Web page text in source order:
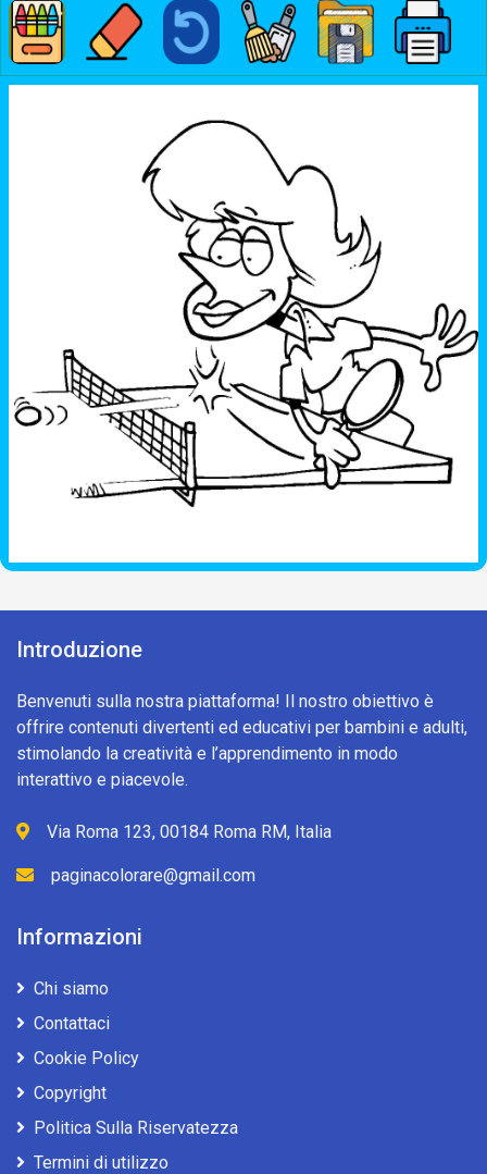
Introduzione
Benvenuti sulla nostra piattaforma! Il nostro obiettivo è
offrire contenuti divertenti ed educativi per bambini e adulti,
stimolando la creatività e l’apprendimento in modo
interattivo e piacevole.
Via Roma 123, 00184 Roma RM, Italia
paginacolorare@gmail.com
Informazioni
Chi siamo
Contattaci
Cookie Policy
Copyright
Politica Sulla Riservatezza
Termini di utilizzo